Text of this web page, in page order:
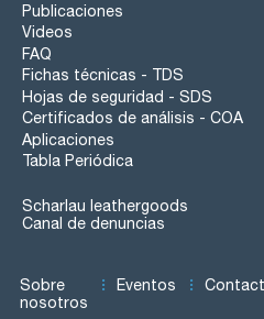
Publicaciones
Videos
FAQ
Fichas técnicas - TDS
Hojas de seguridad - SDS
Certificados de análisis - COA
Aplicaciones
Tabla Periódica
Scharlau leathergoods
Canal de denuncias
Sobre
nosotros
Eventos